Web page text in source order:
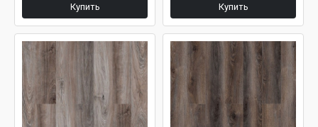
Купить Купить